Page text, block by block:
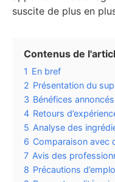
suscite de plus en
Contenus de
1 En bref
2 Présentation du
3 Bénéfices
4 Retours
5 Analyse des
6 Comparaison avec
7 Avis des
8 Précautions